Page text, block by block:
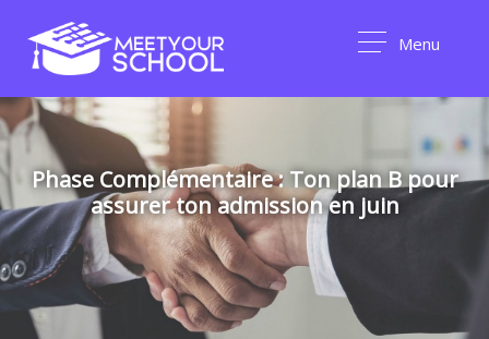
Menu
Phase Complémentaire : Ton plan B pour
assurer ton admission en juin